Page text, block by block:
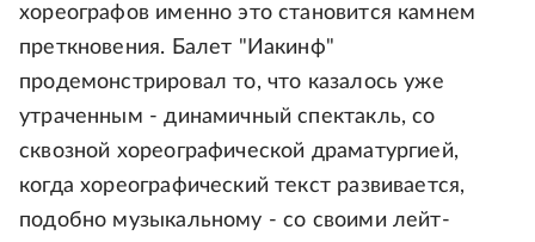
хореографов именно это становится камнем
преткновения. Балет "Иакинф"
продемонстрировал то, что казалось уже
утраченным - динамичный спектакль, со
сквозной хореографической драматургией,
когда хореографический текст развивается,
подобно музыкальному - со своими лейт-